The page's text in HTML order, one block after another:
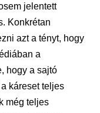
jelentett
Konkrétan
azt a tényt, hogy
a
hogy a sajtó
káreset teljes
még teljes